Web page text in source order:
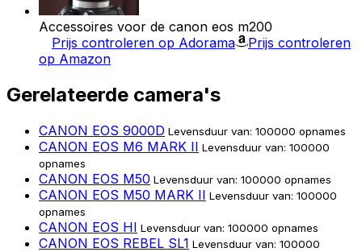
Accessoires voor de canon eos m200
Prijs controleren op Adorama
Prijs controleren
op Amazon
Gerelateerde camera's
CANON EOS 9000D Levensduur van: 100000 opnames
CANON EOS M6 MARK II Levensduur van: 100000
opnames
CANON EOS M50 Levensduur van: 100000 opnames
CANON EOS M50 MARK II Levensduur van: 100000
opnames
CANON EOS HI Levensduur van: 100000 opnames
CANON EOS REBEL SL1 Levensduur van: 100000